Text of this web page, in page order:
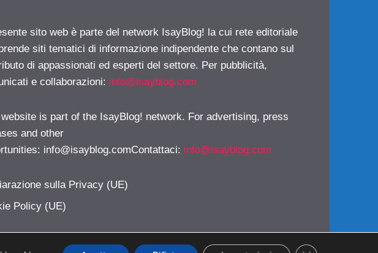
sito web è parte del network IsayBlog! la cui rete editoriale
siti tematici di informazione indipendente che contano sul
di appassionati ed esperti del settore. Per pubblicità,
e collaborazioni: info@isayblog.com
is part of the IsayBlog! network. For advertising, press
and other
info@isayblog.comContattaci: info@isayblog.com
sulla Privacy (UE)
Policy (UE)